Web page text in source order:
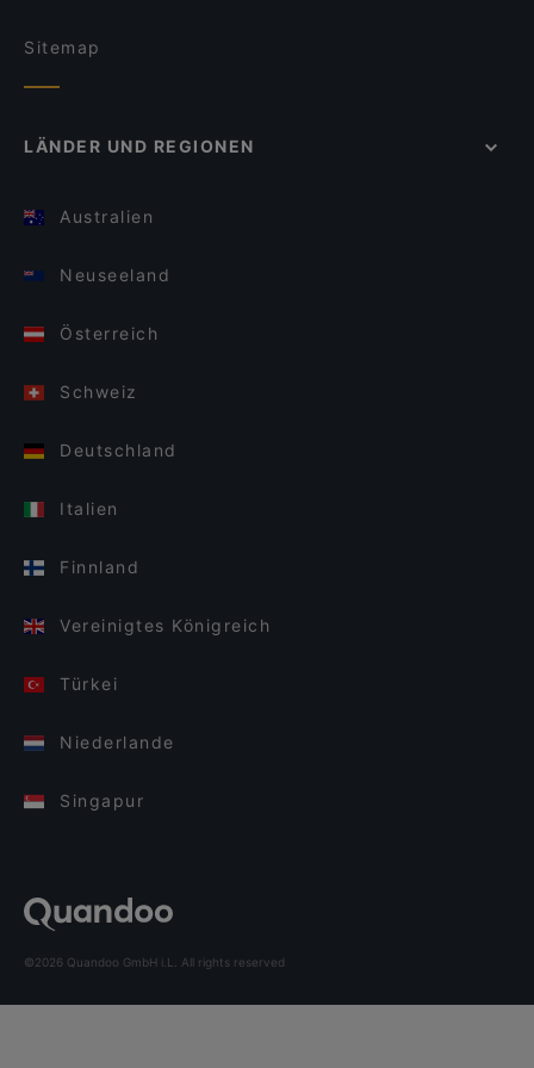
Sitemap
LÄNDER UND REGIONEN
Australien
Neuseeland
Österreich
Schweiz
Deutschland
Italien
Finnland
Vereinigtes Königreich
Türkei
Niederlande
Singapur
©2026 Quandoo GmbH i.L. All rights reserved